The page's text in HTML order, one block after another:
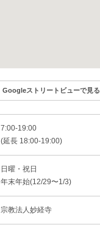
Googleストリートビューで見る
7:00-19:00
(延長 18:00-19:00)
日曜・祝日
年末年始(12/29〜1/3)
宗教法人妙経寺